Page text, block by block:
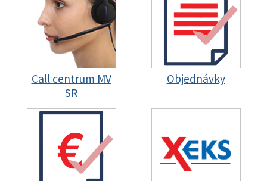
Call centrum MV
SR
Objednávky